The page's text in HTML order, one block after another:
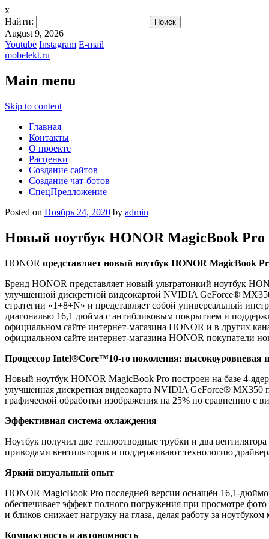
x
Найти:
August 9, 2026
Youtube Instagram E-mail
mobelekt.ru
Main menu
Skip to content
Главная
Контакты
О проекте
Расценки
Создание сайтов
Создание чат-ботов
СпецПредложение
Posted on Ноябрь 24, 2020 by admin
Новый ноутбук HONOR MagicBook Pro
HONOR представляет новый ноутбук HONOR MagicBook
Бренд HONOR представляет новый ультратонкий ноутбук
улучшенной дискретной видеокартой NVIDIA GeForce®
стратегии «1+8+N» и представляет собой универсальный
диагональю 16,1 дюйма с антибликовым покрытием и
официальном сайте интернет-магазина HONOR и в других
официальном сайте интернет-магазина HONOR покупатели
Процессор Intel®Core™10-го поколения: высокоуровневая
Новый ноутбук HONOR MagicBook Pro построен на базе 4-
улучшенная дискретная видеокарта NVIDIA GeForce® MX350
графической обработки изображения на 25% по сравнению с
Эффективная система охлаждения
Ноутбук получил две теплоотводные трубки и два
приводами вентиляторов и поддерживают технологию
Яркий визуальный опыт
HONOR MagicBook Pro последней версии оснащён 16,1-
обеспечивает эффект полного погружения при просмотре
и бликов снижает нагрузку на глаза, делая работу за
Компактность и автономность